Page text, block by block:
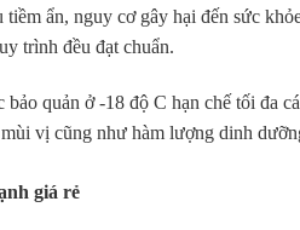
tiềm ẩn, nguy cơ gây hại đến sức
trình đều đạt chuẩn.
bảo quản ở -18 độ C hạn chế tối đa
vị cũng như hàm lượng dinh
giá rẻ